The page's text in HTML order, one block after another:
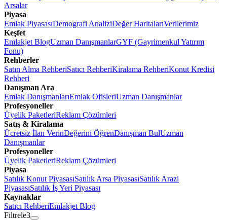
Arsalar
Piyasa
Emlak PiyasasıDemografi AnaliziDeğer HaritalarıVerilerimiz
Keşfet
Emlakjet BlogUzman DanışmanlarGYF (Gayrimenkul Yatırım
Fonu)
Rehberler
Satın Alma RehberiSatıcı RehberiKiralama RehberiKonut Kredisi
Rehberi
Danışman Ara
Emlak DanışmanlarıEmlak OfisleriUzman Danışmanlar
Profesyoneller
Üyelik PaketleriReklam Çözümleri
Satış & Kiralama
Ücretsiz İlan VerinDeğerini ÖğrenDanışman BulUzman
Danışmanlar
Profesyoneller
Üyelik PaketleriReklam Çözümleri
Piyasa
Satılık Konut PiyasasıSatılık Arsa PiyasasıSatılık Arazi
PiyasasıSatılık İş Yeri Piyasası
Kaynaklar
Satıcı RehberiEmlakjet Blog
Filtrele3